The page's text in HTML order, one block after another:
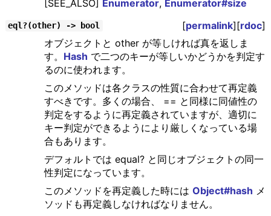
[SEE_ALSO] Enumerator, Enumerator#size
eql?(other) -> bool [permalink][rdoc]
オブジェクトと other が等しければ真を返しま
す。 Hash で二つのキーが等しいかどうかを判定す
るのに使われます。
このメソッドは各クラスの性質に合わせて再定義
すべきです。多くの場合、 == と同様に同値性の
判定をするように再定義されていますが、適切に
キー判定ができるようにより厳しくなっている場
合もあります。
デフォルトでは equal? と同じオブジェクトの同一
性判定になっています。
このメソッドを再定義した時には Object#hash メ
ソッドも再定義しなければなりません。